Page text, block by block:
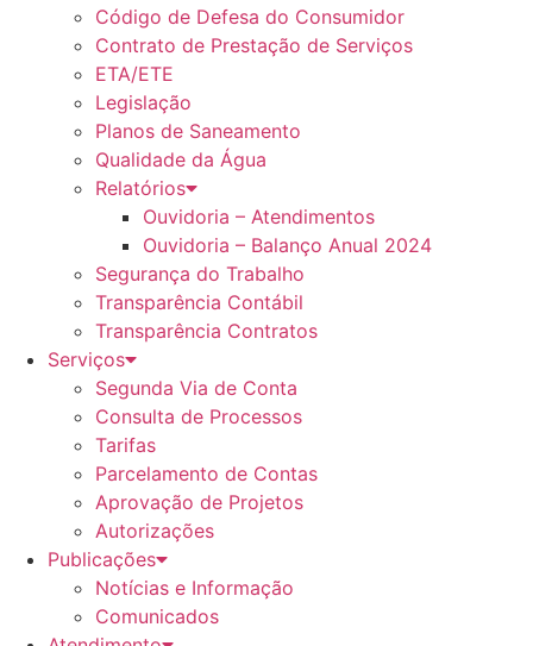
Código de Defesa do Consumidor
Contrato de Prestação de Serviços
ETA/ETE
Legislação
Planos de Saneamento
Qualidade da Água
Relatórios
Ouvidoria – Atendimentos
Ouvidoria – Balanço Anual 2024
Segurança do Trabalho
Transparência Contábil
Transparência Contratos
Serviços
Segunda Via de Conta
Consulta de Processos
Tarifas
Parcelamento de Contas
Aprovação de Projetos
Autorizações
Publicações
Notícias e Informação
Comunicados